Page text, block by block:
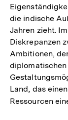
die indische
Jahren zieht.
Diskrepanzen
Ambitionen,
Land, das
Ressourcen